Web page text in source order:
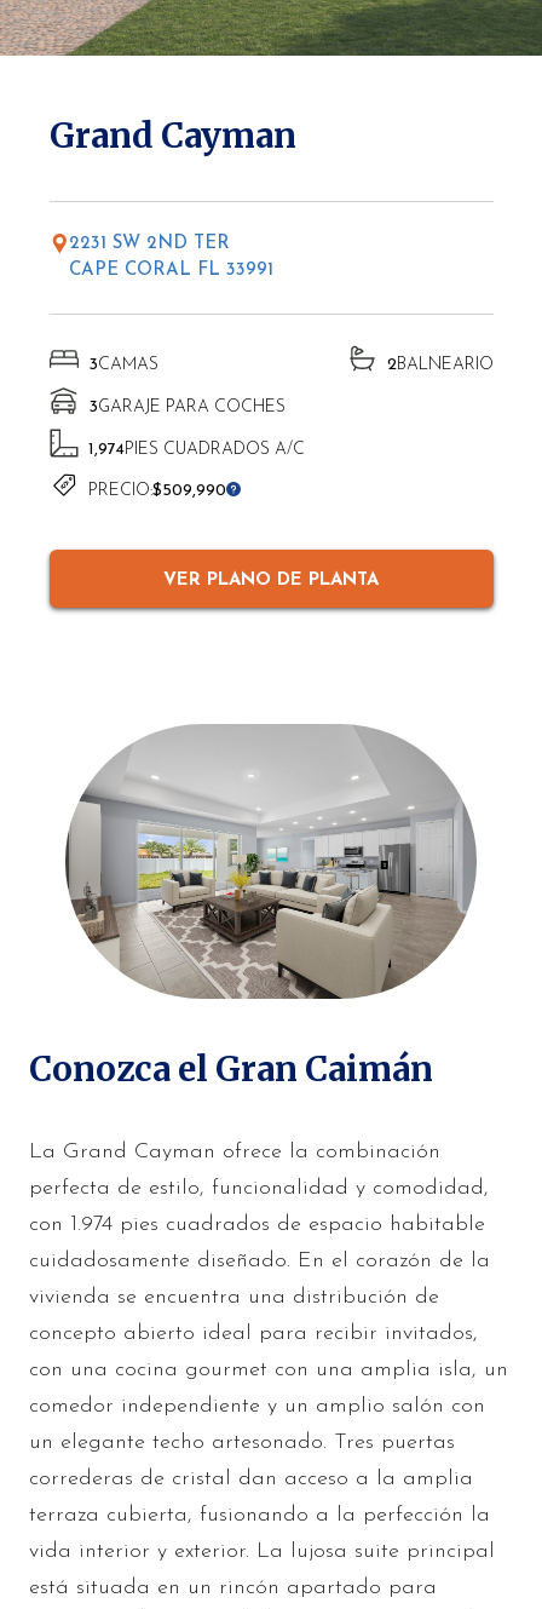
Grand Cayman
2231 SW 2ND TER
CAPE CORAL FL 33991
3CAMAS 2BALNEARIO
3GARAJE PARA COCHES
1,974PIES CUADRADOS A/C
PRECIO:$509,990
VER PLANO DE PLANTA
Conozca el Gran Caimán
La Grand Cayman ofrece la combinación
perfecta de estilo, funcionalidad y comodidad,
con 1.974 pies cuadrados de espacio habitable
cuidadosamente diseñado. En el corazón de la
vivienda se encuentra una distribución de
concepto abierto ideal para recibir invitados,
con una cocina gourmet con una amplia isla, un
comedor independiente y un amplio salón con
un elegante techo artesonado. Tres puertas
correderas de cristal dan acceso a la amplia
terraza cubierta, fusionando a la perfección la
vida interior y exterior. La lujosa suite principal
está situada en un rincón apartado para